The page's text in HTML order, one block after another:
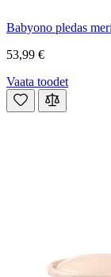
Babyono pledas
53,99 €
Vaata toodet